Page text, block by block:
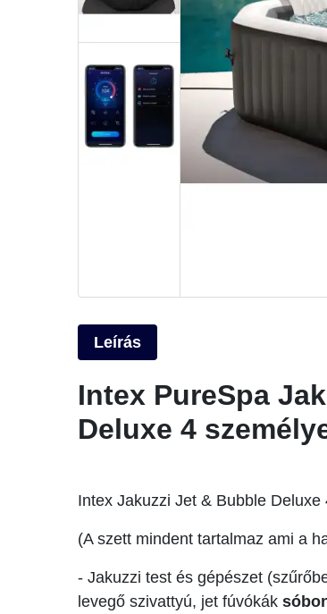
Leírás
Intex PureSpa
Deluxe 4
Intex Jakuzzi Jet & Bubble
(A szett mindent tartalmaz ami a
- Jakuzzi test és gépészet
levegő szivattyú, jet fúvókák